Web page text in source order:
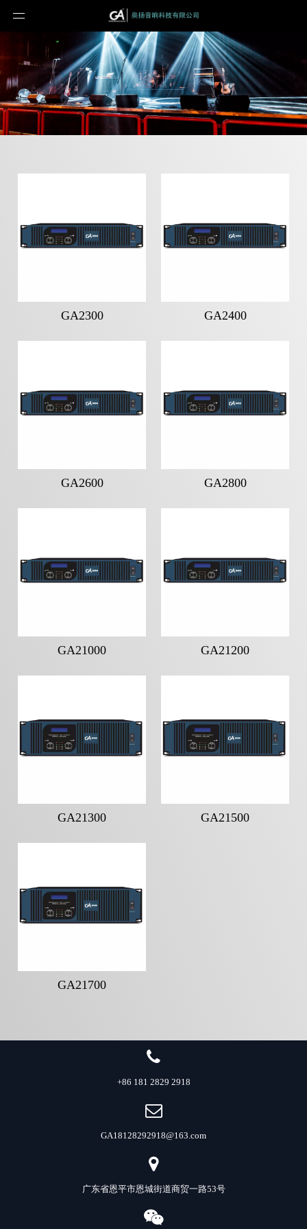
GA2300 GA2400
GA2600 GA2800
GA21000 GA21200
GA21300 GA21500
GA21700
+86 181 2829 2918
GA18128292918@163.com
广东省恩平市恩城街道商贸一路53号